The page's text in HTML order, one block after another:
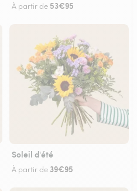
À partir de 53€95
Soleil d'été
À partir de 39€95